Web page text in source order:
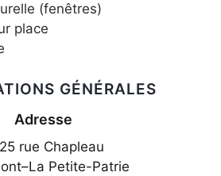
(fenêtres)
place
GÉNÉRALES
Adresse
rue Chapleau
Petite-Patrie